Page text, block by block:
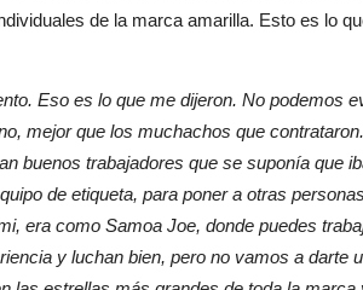
de la marca amarilla. Esto es lo
Eso es lo que me dijeron. No podemos
mejor que los muchachos que
buenos trabajadores que se suponía que
de etiqueta, para poner a otras
era como Samoa Joe, donde puedes
y luchan bien, pero no vamos a darte